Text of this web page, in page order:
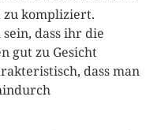
zu kompliziert.
dass ihr die
gut zu Gesicht
dass man